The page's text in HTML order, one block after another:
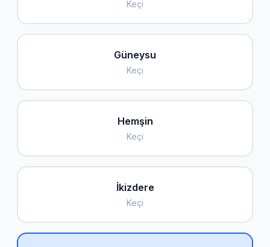
Keçi
Güneysu
Keçi
Hemşin
Keçi
İkizdere
Keçi